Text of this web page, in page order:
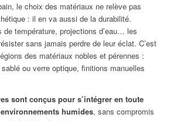
le choix des matériaux ne relève pas
: il en va aussi de la durabilité.
de température, projections d’eau… les
sans jamais perdre de leur éclat. C’est
des matériaux nobles et pérennes :
ou verre optique, finitions manuelles
sont conçus pour s’intégrer en toute
humides, sans compromis